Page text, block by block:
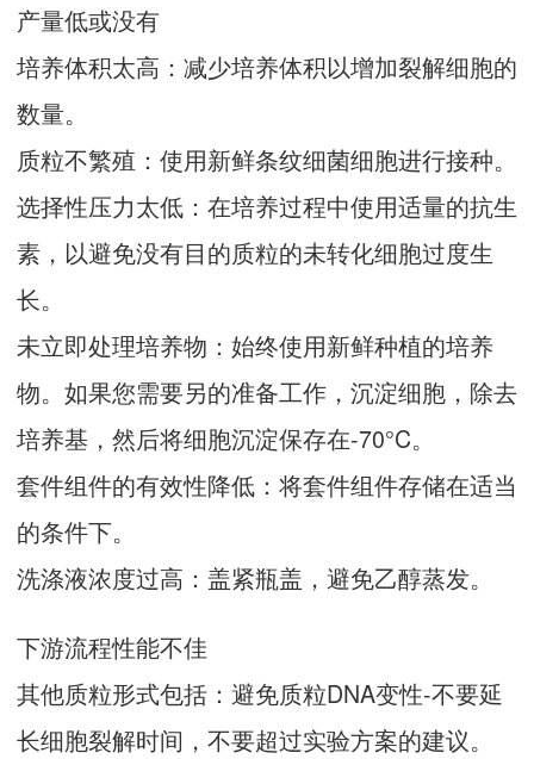
产量低或没有
培养体积太高：减少培养体积以增加裂解细胞的
数量。
质粒不繁殖：使用新鲜条纹细菌细胞进行接种。
选择性压力太低：在培养过程中使用适量的抗生
素，以避免没有目的质粒的未转化细胞过度生
长。
未立即处理培养物：始终使用新鲜种植的培养
物。如果您需要另的准备工作，沉淀细胞，除去
培养基，然后将细胞沉淀保存在-70°C。
套件组件的有效性降低：将套件组件存储在适当
的条件下。
洗涤液浓度过高：盖紧瓶盖，避免乙醇蒸发。
下游流程性能不佳
其他质粒形式包括：避免质粒DNA变性-不要延
长细胞裂解时间，不要超过实验方案的建议。